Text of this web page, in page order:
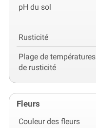
pH du sol
Rusticité
Plage de températures
de rusticité
Fleurs
Couleur des fleurs